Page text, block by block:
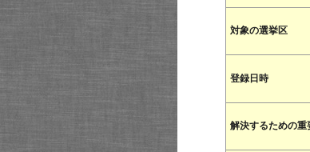
対象の選挙区
登録日時
解決するための重